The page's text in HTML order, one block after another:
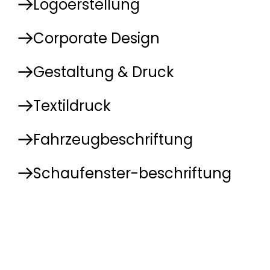
Logoerstellung
Corporate Design
Gestaltung & Druck
Textildruck
Fahrzeugbeschriftung
Schaufenster-beschriftung